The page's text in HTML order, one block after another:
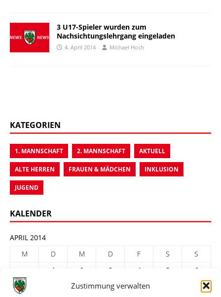
Zustimmung verwalten
3 U17-Spieler wurden zum
Nachsichtungslehrgang eingeladen
4. April 2014 Michael Hoch
KATEGORIEN
1. MANNSCHAFT 2. MANNSCHAFT AKTUELL
ALTE HERREN FRAUEN & MÄDCHEN INKLUSION
JUGEND
KALENDER
APRIL 2014
M
D M D F S
S
1
2 3 4 5
6
7
9 10 11